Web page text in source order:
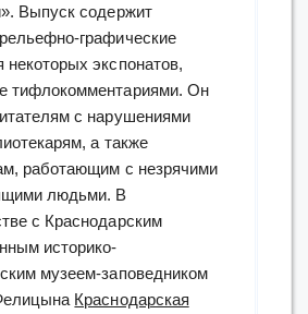
Выпуск содержит
графические
некоторых экспонатов,
тифлокомментариями. Он
с нарушениями
а также
работающим с незрячими
людьми. В
с Краснодарским
историко-
музеем-заповедником
Краснодарская